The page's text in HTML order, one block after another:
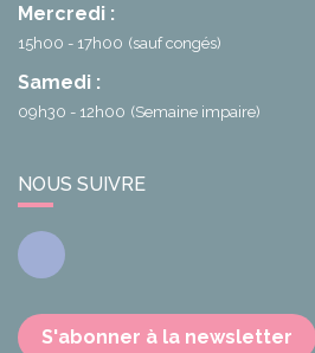
Mercredi :
15h00 - 17h00 (sauf congés)
Samedi :
09h30 - 12h00 (Semaine impaire)
NOUS SUIVRE
Facebook
S'abonner à la newsletter